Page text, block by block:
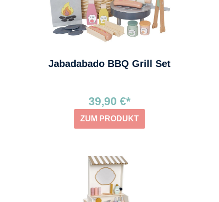
Jabadabado BBQ Grill Set
39,90 €*
ZUM PRODUKT